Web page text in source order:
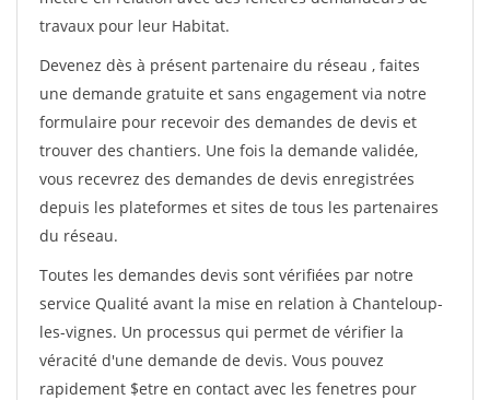
travaux pour leur Habitat.
Devenez dès à présent partenaire du réseau , faites
une demande gratuite et sans engagement via notre
formulaire pour recevoir des demandes de devis et
trouver des chantiers. Une fois la demande validée,
vous recevrez des demandes de devis enregistrées
depuis les plateformes et sites de tous les partenaires
du réseau.
Toutes les demandes devis sont vérifiées par notre
service Qualité avant la mise en relation à Chanteloup-
les-vignes. Un processus qui permet de vérifier la
véracité d'une demande de devis. Vous pouvez
rapidement $etre en contact avec les fenetres pour